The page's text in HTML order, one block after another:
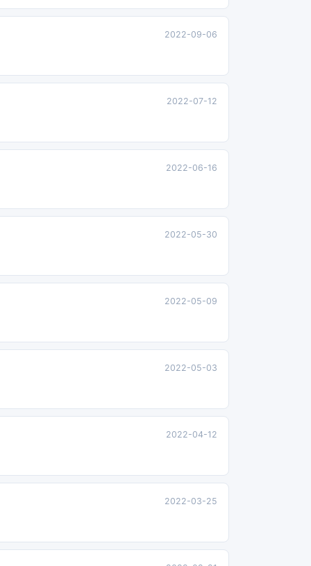
2022-09-06
2022-07-12
2022-06-16
2022-05-30
2022-05-09
2022-05-03
2022-04-12
2022-03-25